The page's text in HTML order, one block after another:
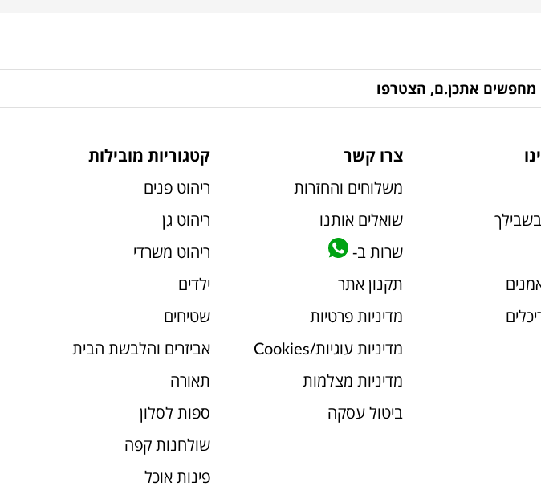
מחפשים אתכן.ם, הצטרפו
צרו קשר
משלוחים והחזרות
שואלים אותנו
שרות ב-
תקנון אתר
מדיניות פרטיות
מדיניות עוגיות/Cookies
מדיניות מצלמות
ביטול עסקה
קטגוריות מובילות
ריהוט פנים
ריהוט גן
ריהוט משרדי
ילדים
שטיחים
אביזרים והלבשת הבית
תאורה
ספות לסלון
שולחנות קפה
פינות אוכל